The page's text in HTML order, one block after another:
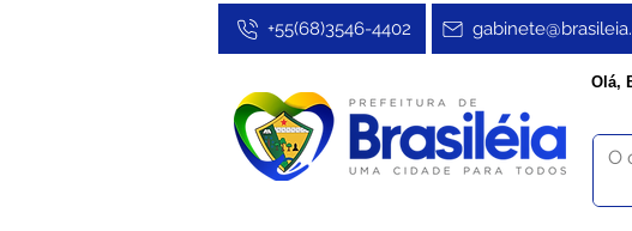
+55(68)3546-4402
Olá,